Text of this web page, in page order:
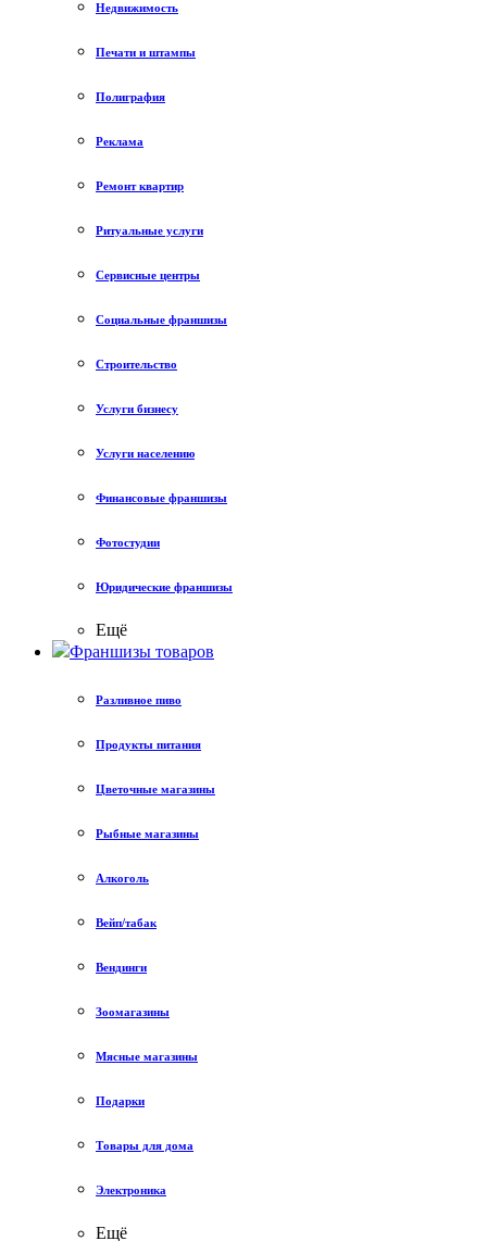
Недвижимость
Печати и штампы
Полиграфия
Реклама
Ремонт квартир
Ритуальные услуги
Сервисные центры
Социальные франшизы
Строительство
Услуги бизнесу
Услуги населению
Финансовые франшизы
Фотостудии
Юридические франшизы
Ещё
Франшизы товаров
Разливное пиво
Продукты питания
Цветочные магазины
Рыбные магазины
Алкоголь
Вейп/табак
Вендинги
Зоомагазины
Мясные магазины
Подарки
Товары для дома
Электроника
Ещё